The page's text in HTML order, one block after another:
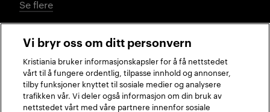
Se flere
Sosiale medier
FacebookInstagramLinkedInTikTok
Vi bryr oss om ditt personvern
Kristiania bruker informasjonskapsler for å få nettstedet
vårt til å fungere ordentlig, tilpasse innhold og annonser,
tilby funksjoner knyttet til sosiale medier og analysere
trafikken vår. Vi deler også informasjon om din bruk av
nettstedet vårt med våre partnere innenfor sosiale